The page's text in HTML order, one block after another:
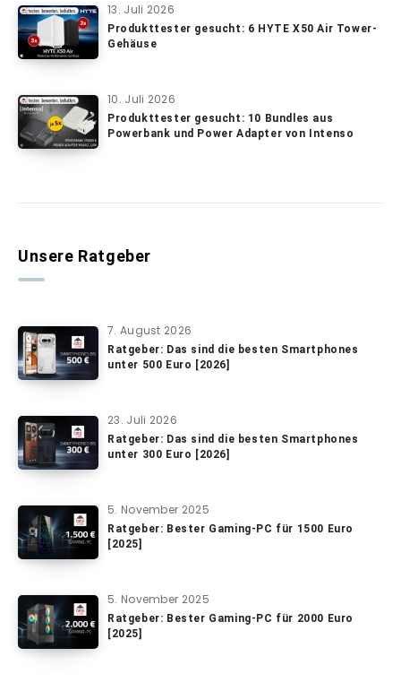
13. Juli 2026
Produkttester gesucht: 6 HYTE X50 Air Tower-
Gehäuse
10. Juli 2026
Produkttester gesucht: 10 Bundles aus
Powerbank und Power Adapter von Intenso
Unsere Ratgeber
7. August 2026
Ratgeber: Das sind die besten Smartphones
unter 500 Euro [2026]
23. Juli 2026
Ratgeber: Das sind die besten Smartphones
unter 300 Euro [2026]
5. November 2025
Ratgeber: Bester Gaming-PC für 1500 Euro
[2025]
5. November 2025
Ratgeber: Bester Gaming-PC für 2000 Euro
[2025]